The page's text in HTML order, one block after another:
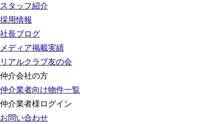
スタッフ紹介
採用情報
社長ブログ
メディア掲載実績
リアルクラブ友の会
仲介会社の方
仲介業者向け物件一覧
仲介業者様ログイン
お問い合わせ